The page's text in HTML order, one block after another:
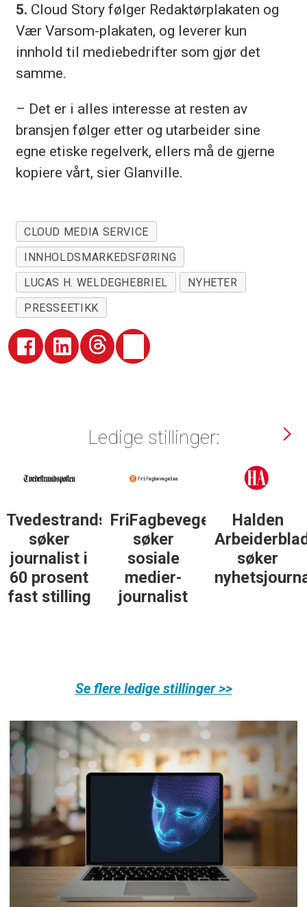
5. Cloud Story følger Redaktørplakaten og
Vær Varsom-plakaten, og leverer kun
innhold til mediebedrifter som gjør det
samme.
– Det er i alles interesse at resten av
bransjen følger etter og utarbeider sine
egne etiske regelverk, ellers må de gjerne
kopiere vårt, sier Glanville.
CLOUD MEDIA SERVICE
INNHOLDSMARKEDSFØRING
LUCAS H. WELDEGHEBRIEL
NYHETER
PRESSEETIKK
Ledige stillinger:
Tvedestrandsposten
søker
journalist i
60 prosent
fast stilling
FriFagbevegelse
søker
sosiale
medier-
journalist
Halden
søker
Se flere ledige stillinger >>